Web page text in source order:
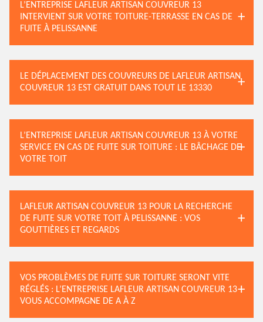
L’ENTREPRISE LAFLEUR ARTISAN COUVREUR 13
INTERVIENT SUR VOTRE TOITURE-TERRASSE EN CAS DE
FUITE À PELISSANNE
LE DÉPLACEMENT DES COUVREURS DE LAFLEUR ARTISAN
COUVREUR 13 EST GRATUIT DANS TOUT LE 13330
L’ENTREPRISE LAFLEUR ARTISAN COUVREUR 13 À VOTRE
SERVICE EN CAS DE FUITE SUR TOITURE : LE BÂCHAGE DE
VOTRE TOIT
LAFLEUR ARTISAN COUVREUR 13 POUR LA RECHERCHE
DE FUITE SUR VOTRE TOIT À PELISSANNE : VOS
GOUTTIÈRES ET REGARDS
VOS PROBLÈMES DE FUITE SUR TOITURE SERONT VITE
RÉGLÉS : L’ENTREPRISE LAFLEUR ARTISAN COUVREUR 13
VOUS ACCOMPAGNE DE A À Z